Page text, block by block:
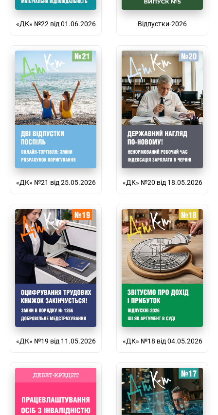
«ДК» №22 від 01.06.2026 Відпустки-2026
«ДК» №21 від 25.05.2026 «ДК» №20 від 18.05.2026
«ДК» №19 від 11.05.2026 «ДК» №18 від 04.05.2026